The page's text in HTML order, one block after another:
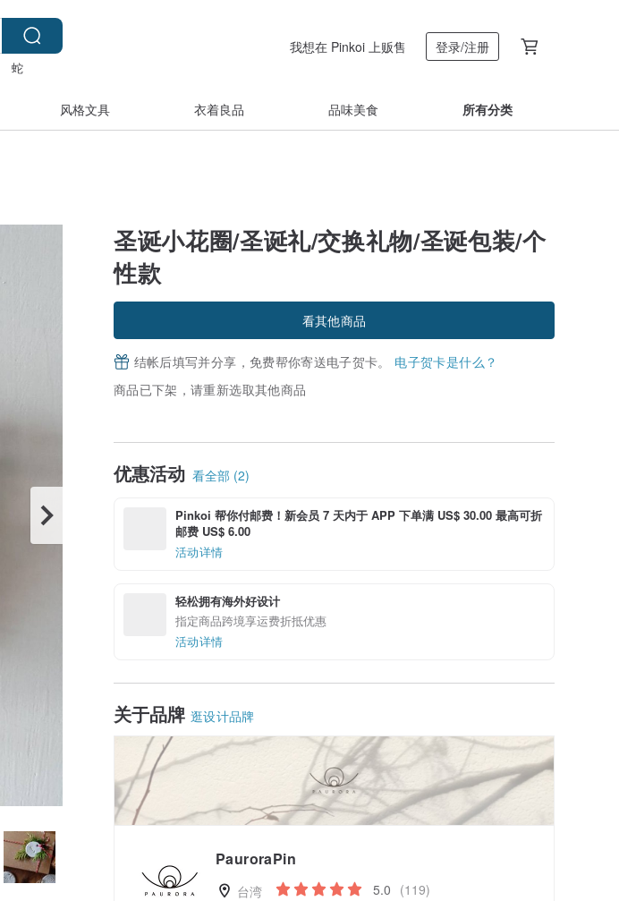
蛇
我想在 Pinkoi 上贩售 登录/注册
风格文具 衣着良品 品味美食 所有分类
圣诞小花圈/圣诞礼/交换礼物/圣诞包装/个
性款
看其他商品
结帐后填写并分享，免费帮你寄送电子贺卡。 电子贺卡是什么？
商品已下架，请重新选取其他商品
优惠活动 看全部 (2)
Pinkoi 帮你付邮费！新会员 7 天内于 APP 下单满 US$ 30.00 最高可折
邮费 US$ 6.00
活动详情
轻松拥有海外好设计
指定商品跨境享运费折抵优惠
活动详情
关于品牌 逛设计品牌
PauroraPin
台湾 5.0 (119)